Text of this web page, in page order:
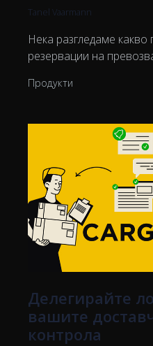
Tanel Vaarmann
Нека разгледаме какво
резервации на
Продукти
Делегирайте
вашите
контрола